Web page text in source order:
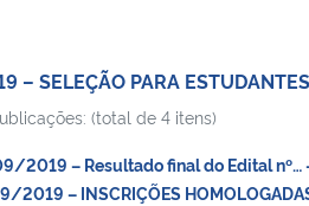
– SELEÇÃO PARA
(total de 4 itens)
2019 – Resultado final do Edital nº…
2019 – INSCRIÇÕES